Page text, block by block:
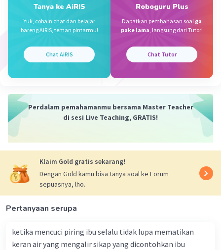
Itu apa Upaya Kita Supaya Memperbaiki ekosistem Buat
Ekor hewan langka yang masih ada
Beri Rating·0.0(0 Balas
Tanya ke AiRIS
Yuk, cobain chat dan belajar
bareng AiRIS, teman pintarmu!
Chat AiRIS
Roboguru Plus
Dapatkan pembahasan soal ga
pake lama, langsung dari Tutor!
Chat Tutor
Perdalam pemahamanmu bersama Master Teacher
di sesi Live Teaching, GRATIS!
Klaim Gold gratis sekarang!
Dengan Gold kamu bisa tanya soal ke Forum
sepuasnya, lho.
Pertanyaan serupa
ketika mencuci piring ibu selalu tidak lupa mematikan
keran air yang mengalir sikap yang dicontohkan ibu